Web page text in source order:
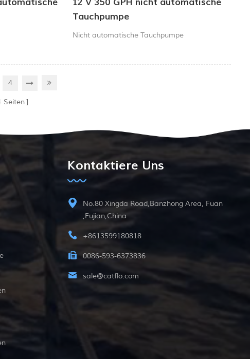
12 V 350 GPH nicht automatische
Tauchpumpe
Nicht automatische Tauchpumpe
4
Seiten
Kontaktiere Uns
No.80 Xingda Road,Banzhong Area, Fuan
,Fujian,China
+8613599180818
0086-593-6373836
sale@catflo.com